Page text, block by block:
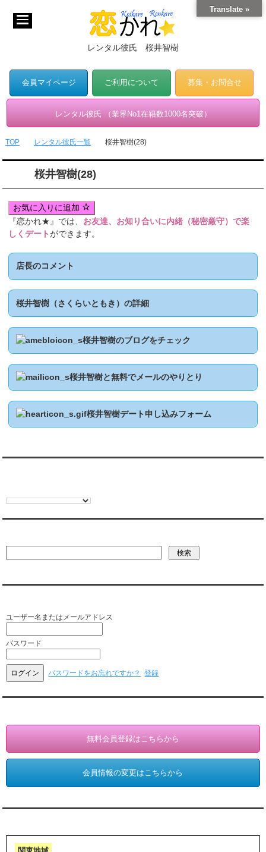
レンタル彼氏 桜井智樹
会員マイページ ご利用について 募集・お問合せ
レンタル彼氏 （業界No1在籍数1000名突破）
TOP レンタル彼氏一覧 桜井智樹(28)
桜井智樹(28)
お気に入りに追加
『恋かれ★』では、 お友達、お知り合いに内緒（秘密厳守）で楽
しくデートができます。
店長のコメント
桜井智樹（さくらいともき）の詳細
桜井智樹のブログをチェック
桜井智樹と無料でメールのやりとり
桜井智樹デート申し込みフォーム
ユーザー名またはメールアドレス
パスワード
パスワードをお忘れですか？ 登録
無料会員登録はこちらから
会員情報の変更はこちらから
Translate »